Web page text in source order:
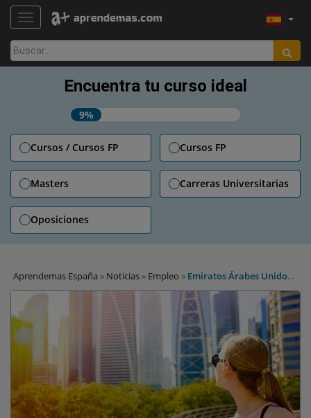
TOGGLE NAVIGATION
Buscar:
Encuentra tu curso ideal
9%
Cursos / Cursos FP Cursos FP
Masters Carreras Universitarias
Oposiciones
Aprendemas España » Noticias » Empleo » Emiratos Árabes Unidos
busca profesores de español para escuelas de Dubái